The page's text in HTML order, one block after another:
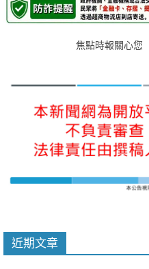
焦點時報關心您
近期文章